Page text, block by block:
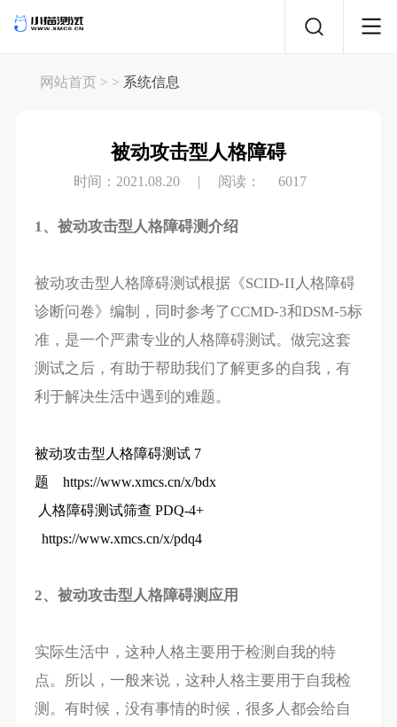
网站首页 > > 系统信息
被动攻击型人格障碍
时间：2021.08.20 | 阅读： 6017
1、被动攻击型人格障碍测介绍
被动攻击型人格障碍测试根据《SCID-II人格障碍
诊断问卷》编制，同时参考了CCMD-3和DSM-5标
准，是一个严肃专业的人格障碍测试。做完这套
测试之后，有助于帮助我们了解更多的自我，有
利于解决生活中遇到的难题。
被动攻击型人格障碍测试 7
题
https://www.xmcs.cn/x/bdx
人格障碍测试筛查 PDQ-4+
https://www.xmcs.cn/x/pdq4
2、被动攻击型人格障碍测应用
实际生活中，这种人格主要用于检测自我的特
点。所以，一般来说，这种人格主要用于自我检
测。有时候，没有事情的时候，很多人都会给自